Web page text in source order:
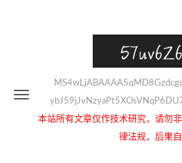
本站所有文章仅作技术研究，请勿
律法规，后果